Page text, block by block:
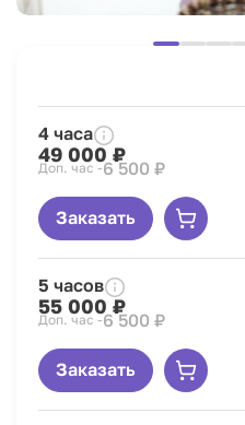
4 часа
49 000 ₽
Доп. час -6 500 ₽
Заказать
5 часов
55 000 ₽
Доп. час -6 500 ₽
Заказать